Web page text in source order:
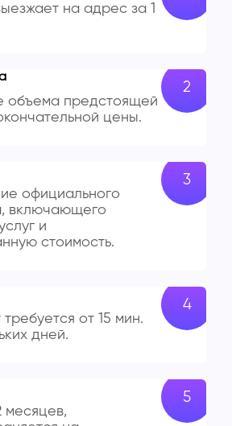
на адрес за 1
объема предстоящей
цены.
официального
включающего
и
стоимость.
от 15 мин.
дней.
месяцев,